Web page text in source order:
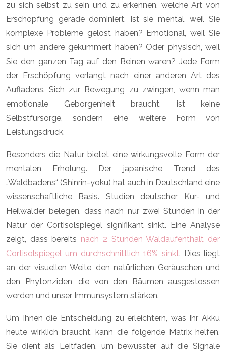
zu sich selbst zu sein und zu erkennen, welche Art von
Erschöpfung gerade dominiert. Ist sie mental, weil Sie
komplexe Probleme gelöst haben? Emotional, weil Sie
sich um andere gekümmert haben? Oder physisch, weil
Sie den ganzen Tag auf den Beinen waren? Jede Form
der Erschöpfung verlangt nach einer anderen Art des
Aufladens. Sich zur Bewegung zu zwingen, wenn man
emotionale Geborgenheit braucht, ist keine
Selbstfürsorge, sondern eine weitere Form von
Leistungsdruck.
Besonders die Natur bietet eine wirkungsvolle Form der
mentalen Erholung. Der japanische Trend des
„Waldbadens“ (Shinrin-yoku) hat auch in Deutschland eine
wissenschaftliche Basis. Studien deutscher Kur- und
Heilwälder belegen, dass nach nur zwei Stunden in der
Natur der Cortisolspiegel signifikant sinkt. Eine Analyse
zeigt, dass bereits nach 2 Stunden Waldaufenthalt der
Cortisolspiegel um durchschnittlich 16% sinkt. Dies liegt
an der visuellen Weite, den natürlichen Geräuschen und
den Phytonziden, die von den Bäumen ausgestossen
werden und unser Immunsystem stärken.
Um Ihnen die Entscheidung zu erleichtern, was Ihr Akku
heute wirklich braucht, kann die folgende Matrix helfen.
Sie dient als Leitfaden, um bewusster auf die Signale